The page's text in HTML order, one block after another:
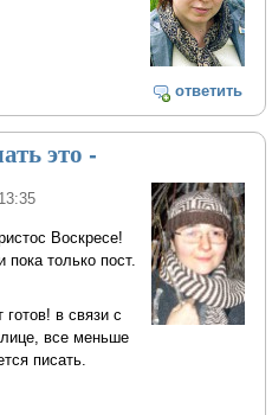
ответить
это -
Воскресе!
только пост.
в связи с
все меньше
писать.